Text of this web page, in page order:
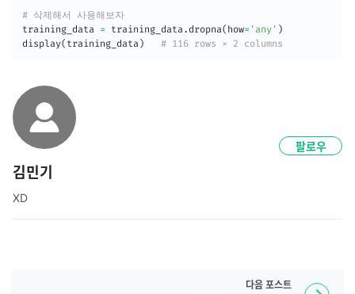
# 삭제해서 사용해보자
training_data = training_data .dropna( how= 'any' )
display( training_data ) # 116 rows × 2 columns
김민기
XD
팔로우
다음 포스트